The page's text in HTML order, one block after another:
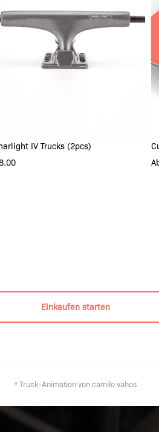
8.25 INCH 8.5 INCH
IV Trucks (2pcs)
Einkaufen starten
* Truck-Animation von camilo vahos